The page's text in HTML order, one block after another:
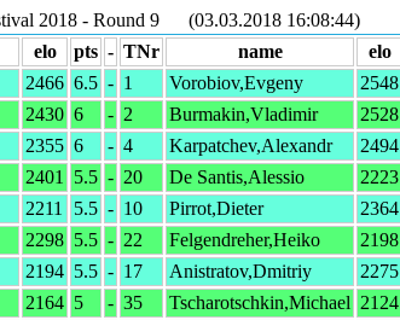
2018 - Round 9 (03.03.2018 16:08:44)
elo pts - TNr name elo
2466 6.5 - 1 Vorobiov,Evgeny 2548
2430 6 - 2 Burmakin,Vladimir 2528
2355 6 - 4 Karpatchev,Alexandr 2494
2401 5.5 - 20 De Santis,Alessio 2223
2211 5.5 - 10 Pirrot,Dieter 2364
2298 5.5 - 22 Felgendreher,Heiko 2198
2194 5.5 - 17 Anistratov,Dmitriy 2275
2164 5 - 35 Tscharotschkin,Michael 2124